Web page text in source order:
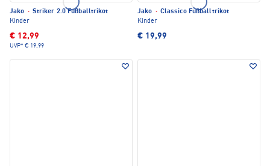
Jako · Striker 2.0 Fußballtrikot
Kinder
€ 12,99
UVP* € 19,99
Jako · Classico Fußballtrikot
Kinder
€ 19,99